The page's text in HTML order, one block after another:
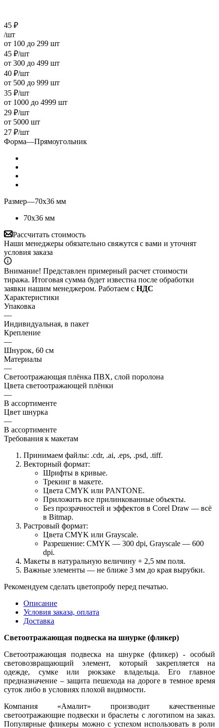
45 ₽
/шт
от 100 до 299 шт
45 ₽/шт
от 300 до 499 шт
40 ₽/шт
от 500 до 999 шт
35 ₽/шт
от 1000 до 4999 шт
29 ₽/шт
от 5000 шт
27 ₽/шт
Форма—Прямоугольник
Размер—70х36 мм
70х36 мм
Рассчитать стоимость
Наши менеджеры обязательно свяжутся с вами и уточнят
условия заказа
Внимание! Представлен примерный расчет стоимости
тиража. Итоговая сумма будет известна после обработки
заявки нашим менеджером. Работаем с НДС
Характеристики
Упаковка
—
Индивидуальная, в пакет
Крепление
—
Шнурок, 60 см
Материалы
—
Светоотражающая плёнка ПВХ, слой поролона
Цвета светоотражающей плёнки
—
В ассортименте
Цвет шнурка
—
В ассортименте
Требования к макетам
Принимаем файлы: .cdr, .ai, .eps, .psd, .tiff.
Векторный формат:
Шрифты в кривые.
Трекинг в макете.
Цвета CMYK или PANTONE.
Приложить все прилинкованные объекты.
Без прозрачностей и эффектов в Corel Draw — всё
в Bitmap.
Растровый формат:
Цвета CMYK или Grayscale.
Разрешение: CMYK — 300 dpi, Grayscale — 600
dpi.
Макеты в натуральную величину + 2,5 мм поля.
Важные элементы — не ближе 3 мм до края вырубки.
Рекомендуем сделать цветопробу перед печатью.
Описание
Условия заказа, оплата
Доставка
Светоотражающая подвеска на шнурке (фликер)
Светоотражающая подвеска на шнурке (фликер) - особый
световозвращающий элемент, который закрепляется на
одежде, сумке или рюкзаке владельца. Его главное
предназначение – защита пешехода на дороге в темное время
суток либо в условиях плохой видимости.
Компания «Амалит» производит качественные
светоотражающие подвески и браслеты с логотипом на заказ.
Популярные фликеры можно с успехом использовать в роли